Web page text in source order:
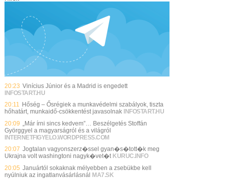
20:23 Vinícius Júnior és a Madrid is engedett
INFOSTART.HU
20:11 Hőség – Ősrégiek a munkavédelmi szabályok, tiszta
hőhatárt, munkaidő-csökkentést javasolnak INFOSTART.HU
20:09
„Már írni sincs kedvem”… Beszélgetés Stoffán
Györggyel a magyarságról és a világról
INTERNETFIGYELO.WORDPRESS.COM
20:07 Jogtalan vagyonszerz�ssel gyan�s�tott�k meg
Ukrajna volt washingtoni nagyk�vet�t KURUC.INFO
20:05 Januártól sokaknak mélyebben a zsebükbe kell
nyúlniuk az ingatlanvásárlásnál MA7.SK